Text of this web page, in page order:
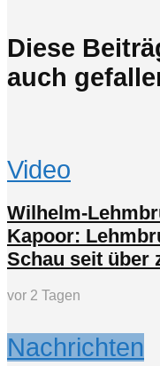
Diese
auch
Video
Wilhelm-
Kapoor:
Schau seit über
vor 2 Tagen
Nachrichten